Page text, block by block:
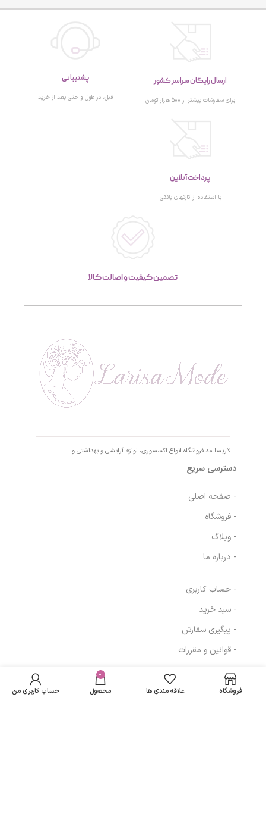
ارسال رایگان سراسر کشور
برای سفارشات بیشتر از 500 هزار تومان
پشتیبانی
قبل، در طول و حتی بعد از خرید
پرداخت آنلاین
با استفاده از کارتهای بانکی
تصمین کیفیت و اصالت کالا
لاریسا مد فروشگاه انواع اکسسوری، لوازم آرایشی و بهداشتی و … .
دسترسی سریع
- صفحه اصلی
- فروشگاه
- وبلاگ
- درباره ما
- حساب کاربری
- سبد خرید
- پیگیری سفارش
- قوانین و مقررات
مسیرهای ارتباطی
مکمل پوست و
کپسول، فیتو) ام
2,778,606 تومان
باشد فروشگاه علاقه مندی ها
0
محصول حساب کاربری من